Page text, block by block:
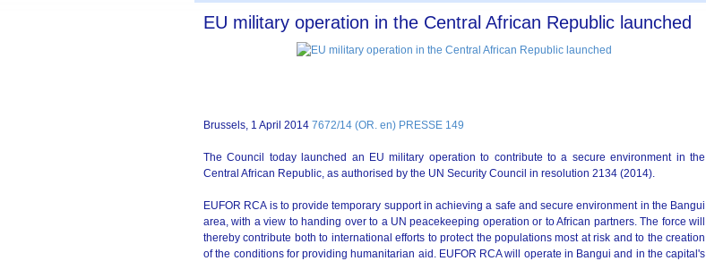
EU military operation in the Central African Republic launched
Brussels, 1 April 2014 7672/14 (OR. en) PRESSE 149
The Council today launched an EU military operation to contribute to a secure environment in the
Central African Republic, as authorised by the UN Security Council in resolution 2134 (2014).
EUFOR RCA is to provide temporary support in achieving a safe and secure environment in the Bangui
area, with a view to handing over to a UN peacekeeping operation or to African partners. The force will
thereby contribute both to international efforts to protect the populations most at risk and to the creation
of the conditions for providing humanitarian aid. EUFOR RCA will operate in Bangui and in the capital's